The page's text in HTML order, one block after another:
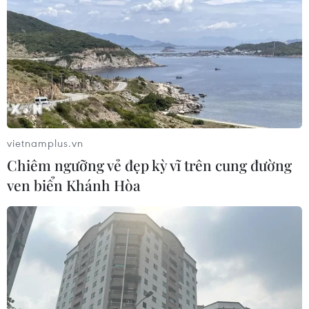
Fun Coffee
05/08/2026 06:41
Afghanistan đối mặt khủng hoảng
lương thực nghiêm trọng do thiếu
hụt viện trợ
05/08/2026 06:41
Italy nâng báo động đỏ trên toàn bộ
27 thành phố do nắng nóng kỷ lục
05/08/2026 06:31
Động đất mạnh làm rung chuyển
miền Nam Philippines
vietnamplus.vn
Chiêm ngưỡng vẻ đẹp kỳ vĩ trên cung đường
ven biển Khánh Hòa